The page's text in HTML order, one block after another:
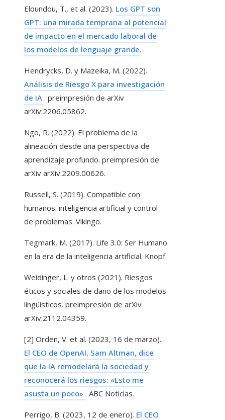
Eloundou, T., et al. (2023). Los GPT son
GPT: una mirada temprana al potencial
de impacto en el mercado laboral de
los modelos de lenguaje grande.
Hendrycks, D. y Mazeika, M. (2022).
Análisis de Riesgo X para investigación
de IA . preimpresión de arXiv
arXiv:2206.05862.
Ngo, R. (2022). El problema de la
alineación desde una perspectiva de
aprendizaje profundo. preimpresión de
arXiv arXiv:2209.00626.
Russell, S. (2019). Compatible con
humanos: inteligencia artificial y control
de problemas. Vikingo.
Tegmark, M. (2017). Life 3.0: Ser Humano
en la era de la inteligencia artificial. Knopf.
Weidinger, L. y otros (2021). Riesgos
éticos y sociales de daño de los modelos
lingüísticos. preimpresión de arXiv
arXiv:2112.04359.
[2] Orden, V. et al. (2023, 16 de marzo).
El CEO de OpenAI, Sam Altman, dice
que la IA remodelará la sociedad y
reconocerá los riesgos: «Esto me
asusta un poco» . ABC Noticias.
Perrigo, B. (2023, 12 de enero). El CEO